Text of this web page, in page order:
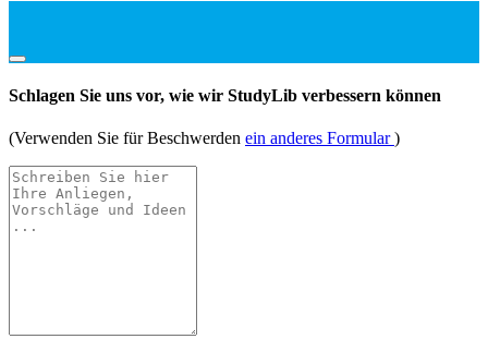
Schlagen Sie uns vor, wie wir StudyLib verbessern können
(Verwenden Sie für Beschwerden ein anderes Formular)